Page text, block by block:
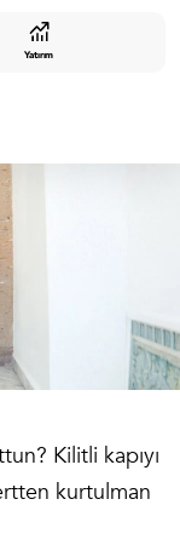
Yatırım
Kilitli kapıyı
kurtulman